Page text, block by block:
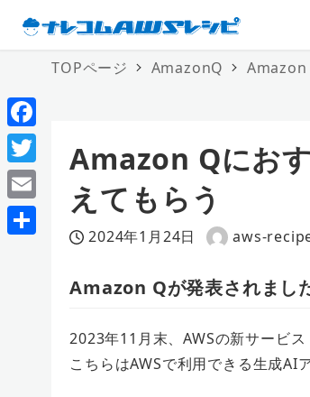
TOPページ AmazonQ Amazon
Amazon Qにお
えてもらう
投稿日
2024年1月24日
著
者
aws-
Amazon Qが発表されまし
2023年11月末、AWSの新サービ
こちらはAWSで利用できる生成AI
F
a
c
e
T
w
i
E